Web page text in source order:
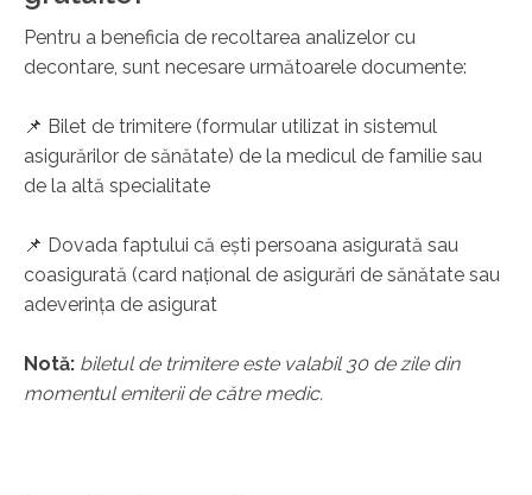
Pentru a beneficia de recoltarea analizelor cu
decontare, sunt necesare următoarele documente:
📌 Bilet de trimitere (formular utilizat in sistemul
asigurărilor de sănătate) de la medicul de familie sau
de la altă specialitate
📌 Dovada faptului că ești persoana asigurată sau
coasigurată (card național de asigurări de sănătate sau
adeverința de asigurat
Notă: biletul de trimitere este valabil 30 de zile din
momentul emiterii de către medic.